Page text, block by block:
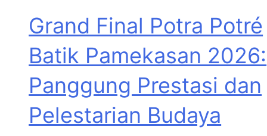
Grand Final Potra Potré
Batik Pamekasan 2026:
Panggung Prestasi dan
Pelestarian Budaya